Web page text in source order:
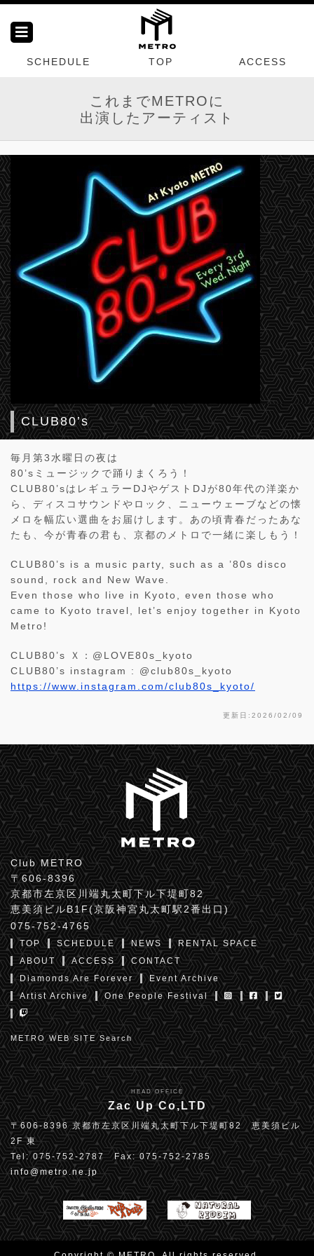
SCHEDULE TOP ACCESS
これまでMETROに
出演したアーティスト
CLUB80’s
毎月第3水曜日の夜は
80’sミュージックで踊りまくろう！
CLUB80’sはレギュラーDJやゲストDJが80年代の洋楽か
ら、ディスコサウンドやロック、ニューウェーブなどの懐
メロを幅広い選曲をお届けします。あの頃青春だったあな
たも、今が青春の君も、京都のメトロで一緒に楽しもう！
CLUB80’s is a music party, such as a ’80s disco
sound, rock and New Wave.
Even those who live in Kyoto, even those who
came to Kyoto travel, let’s enjoy together in Kyoto
Metro!
CLUB80’s Ｘ：@LOVE80s_kyoto
CLUB80’s instagram : @club80s_kyoto
https://www.instagram.com/club80s_kyoto/
更新日:2026/02/09
Club METRO
〒606-8396
京都市左京区川端丸太町下ル下堤町82
恵美須ビルB1F(京阪神宮丸太町駅2番出口)
075-752-4765
TOP SCHEDULE NEWS
RENTAL SPACE
ABOUT
ACCESS
CONTACT
Diamonds Are Forever
Event Archive
Artist Archive
One People Festival
METRO WEB SITE Search
HEAD OFFICE
Zac Up Co,LTD
〒606-8396 京都市左京区川端丸太町下ル下堤町82 恵美須ビル
2F 東
Tel: 075-752-2787 Fax: 075-752-2785
info@metro.ne.jp